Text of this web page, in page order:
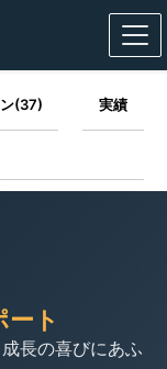
(37) 実績
ト
長の喜びにあふ